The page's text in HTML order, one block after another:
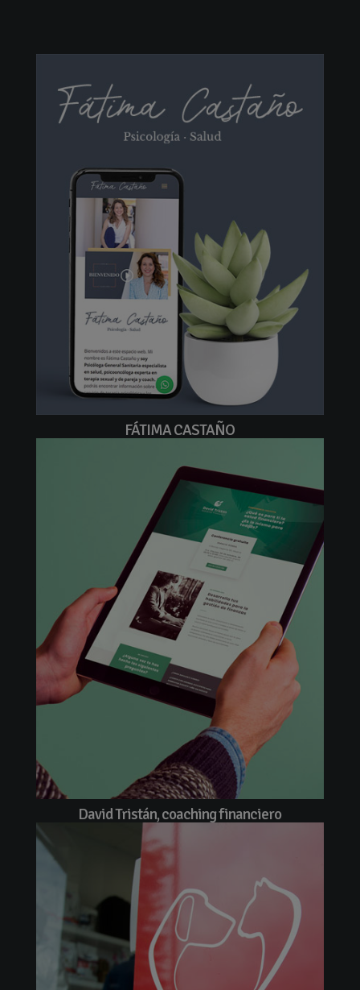
FÁTIMA CASTAÑO
David Tristán, coaching financiero